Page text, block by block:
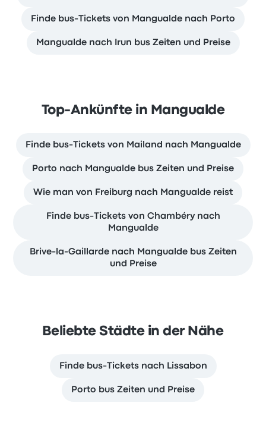
Finde bus-Tickets von Mangualde nach Porto
Mangualde nach Irun bus Zeiten und Preise
Top-Ankünfte in Mangualde
Finde bus-Tickets von Mailand nach Mangualde
Porto nach Mangualde bus Zeiten und Preise
Wie man von Freiburg nach Mangualde reist
Finde bus-Tickets von Chambéry nach
Mangualde
Brive-la-Gaillarde nach Mangualde bus Zeiten
und Preise
Beliebte Städte in der Nähe
Finde bus-Tickets nach Lissabon
Porto bus Zeiten und Preise